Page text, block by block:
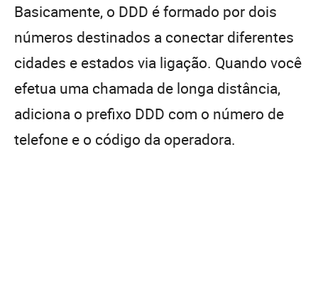
Basicamente, o DDD é formado por dois
números destinados a conectar diferentes
cidades e estados via ligação. Quando você
efetua uma chamada de longa distância,
adiciona o prefixo DDD com o número de
telefone e o código da operadora.